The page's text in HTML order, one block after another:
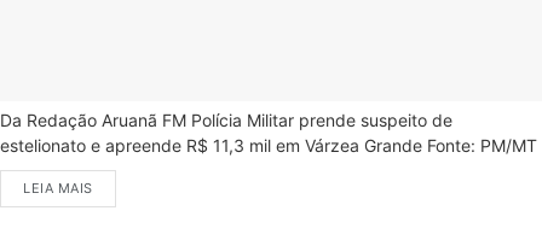
Da Redação Aruanã FM Polícia Militar prende suspeito de
estelionato e apreende R$ 11,3 mil em Várzea Grande Fonte: PM/MT
LEIA MAIS